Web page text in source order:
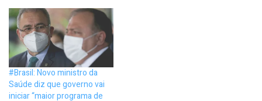
#Brasil: Novo ministro da
Saúde diz que governo vai
iniciar “maior programa de